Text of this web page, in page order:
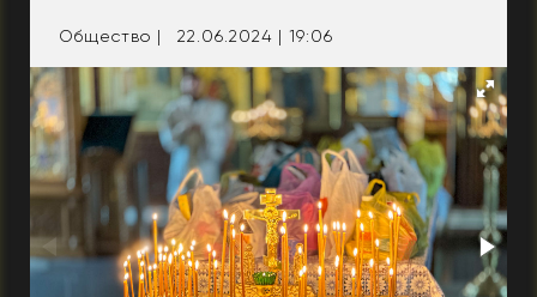
Общество | 22.06.2024 | 19:06